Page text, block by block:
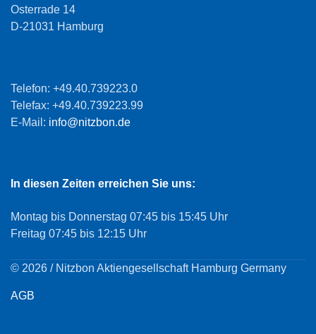
Osterrade 14
D-21031 Hamburg
Telefon: +49.40.739223.0
Telefax: +49.40.739223.99
E-Mail: info@nitzbon.de
In diesen Zeiten erreichen Sie uns:
Montag bis Donnerstag 07:45 bis 15:45 Uhr
Freitag 07:45 bis 12:15 Uhr
© 2026 / Nitzbon Aktiengesellschaft Hamburg Germany
AGB